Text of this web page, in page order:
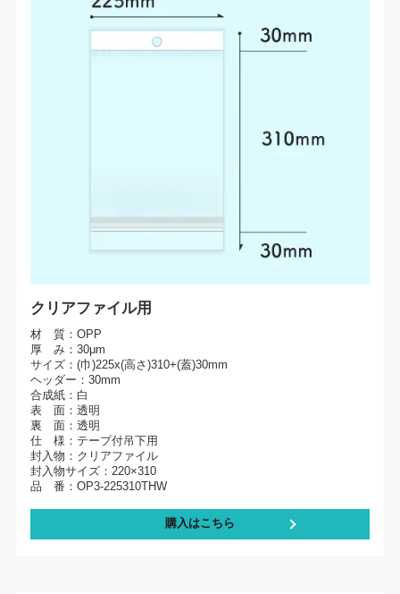
クリアファイル用
材 質：OPP
厚 み：30μm
サイズ：(巾)225x(高さ)310+(蓋)30mm
ヘッダー：30mm
合成紙：白
表 面：透明
裏 面：透明
仕 様：テープ付吊下用
封入物：クリアファイル
封入物サイズ：220×310
品 番：OP3-225310THW
購入はこちら